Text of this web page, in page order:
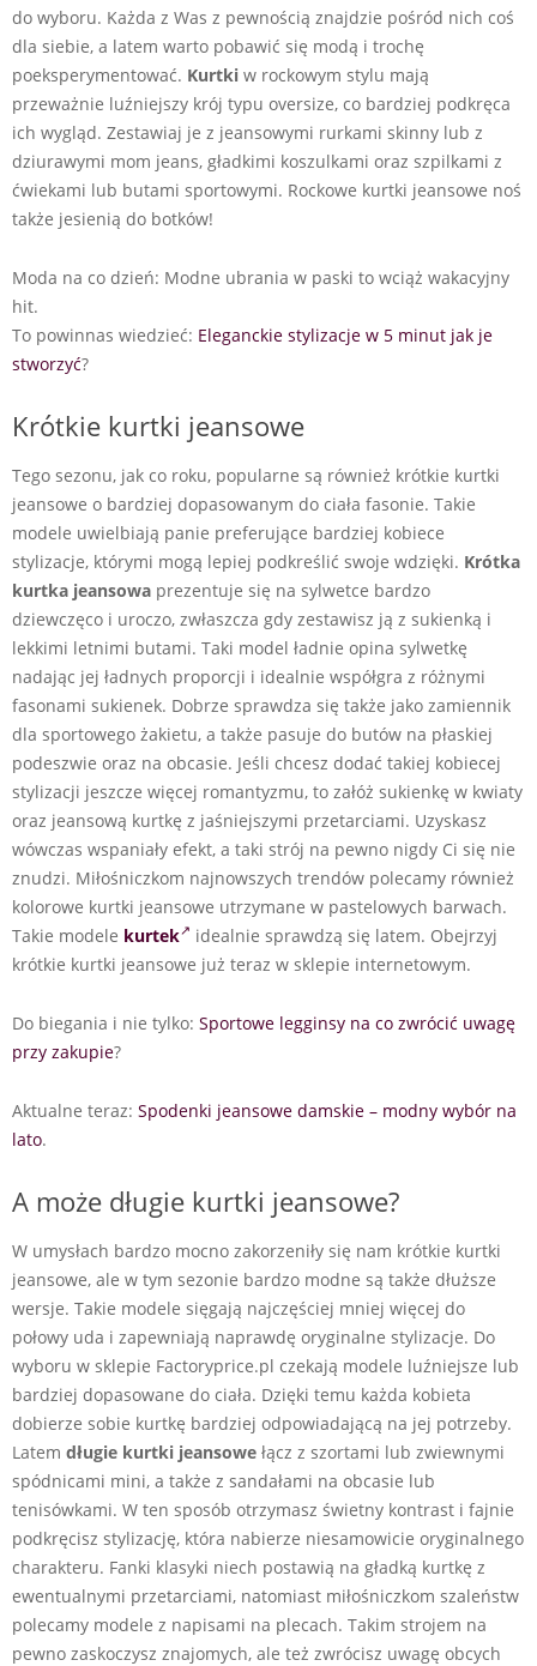
do wyboru. Każda z Was z pewnością znajdzie pośród nich coś
dla siebie, a latem warto pobawić się modą i trochę
poeksperymentować. Kurtki w rockowym stylu mają
przeważnie luźniejszy krój typu oversize, co bardziej podkręca
ich wygląd. Zestawiaj je z jeansowymi rurkami skinny lub z
dziurawymi mom jeans, gładkimi koszulkami oraz szpilkami z
ćwiekami lub butami sportowymi. Rockowe kurtki jeansowe noś
także jesienią do botków!
Moda na co dzień: Modne ubrania w paski to wciąż wakacyjny
hit.
To powinnas wiedzieć: Eleganckie stylizacje w 5 minut jak je
stworzyć?
Krótkie kurtki jeansowe
Tego sezonu, jak co roku, popularne są również krótkie kurtki
jeansowe o bardziej dopasowanym do ciała fasonie. Takie
modele uwielbiają panie preferujące bardziej kobiece
stylizacje, którymi mogą lepiej podkreślić swoje wdzięki. Krótka
kurtka jeansowa prezentuje się na sylwetce bardzo
dziewczęco i uroczo, zwłaszcza gdy zestawisz ją z sukienką i
lekkimi letnimi butami. Taki model ładnie opina sylwetkę
nadając jej ładnych proporcji i idealnie współgra z różnymi
fasonami sukienek. Dobrze sprawdza się także jako zamiennik
dla sportowego żakietu, a także pasuje do butów na płaskiej
podeszwie oraz na obcasie. Jeśli chcesz dodać takiej kobiecej
stylizacji jeszcze więcej romantyzmu, to załóż sukienkę w kwiaty
oraz jeansową kurtkę z jaśniejszymi przetarciami. Uzyskasz
wówczas wspaniały efekt, a taki strój na pewno nigdy Ci się nie
znudzi. Miłośniczkom najnowszych trendów polecamy również
kolorowe kurtki jeansowe utrzymane w pastelowych barwach.
Takie modele kurtek
idealnie sprawdzą się latem. Obejrzyj
krótkie kurtki jeansowe już teraz w sklepie internetowym.
Do biegania i nie tylko: Sportowe legginsy na co zwrócić uwagę
przy zakupie?
Aktualne teraz: Spodenki jeansowe damskie – modny wybór na
lato.
A może długie kurtki jeansowe?
W umysłach bardzo mocno zakorzeniły się nam krótkie kurtki
jeansowe, ale w tym sezonie bardzo modne są także dłuższe
wersje. Takie modele sięgają najczęściej mniej więcej do
połowy uda i zapewniają naprawdę oryginalne stylizacje. Do
wyboru w sklepie Factoryprice.pl czekają modele luźniejsze lub
bardziej dopasowane do ciała. Dzięki temu każda kobieta
dobierze sobie kurtkę bardziej odpowiadającą na jej potrzeby.
Latem długie kurtki jeansowe łącz z szortami lub zwiewnymi
spódnicami mini, a także z sandałami na obcasie lub
tenisówkami. W ten sposób otrzymasz świetny kontrast i fajnie
podkręcisz stylizację, która nabierze niesamowicie oryginalnego
charakteru. Fanki klasyki niech postawią na gładką kurtkę z
ewentualnymi przetarciami, natomiast miłośniczkom szaleństw
polecamy modele z napisami na plecach. Takim strojem na
pewno zaskoczysz znajomych, ale też zwrócisz uwagę obcych